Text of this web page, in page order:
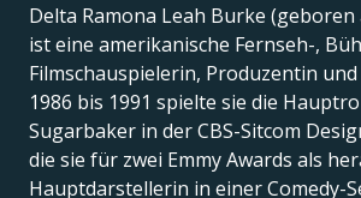
Delta Ramona Leah Burke (geboren
ist eine amerikanische Fernseh-,
Filmschauspielerin, Produzentin und
1986 bis 1991 spielte sie die
Sugarbaker in der CBS-Sitcom
die sie für zwei Emmy Awards als
Hauptdarstellerin in einer Comedy-